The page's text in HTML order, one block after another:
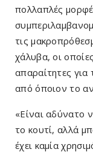
πολλαπλές
τις
χάλυβα, οι
απαραίτητες για
από όποιον το
«Είναι αδύνατο
το κουτί, αλλά
έχει καμία